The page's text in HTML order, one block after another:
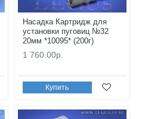
Насадка Картридж для
установки пуговиц №32
20мм *10095* (200г)
1 760.00р.
Купить